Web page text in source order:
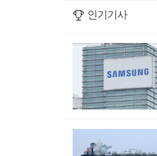
인기기사